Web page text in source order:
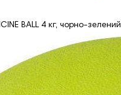
BALL 4 кг, чорно-зелений